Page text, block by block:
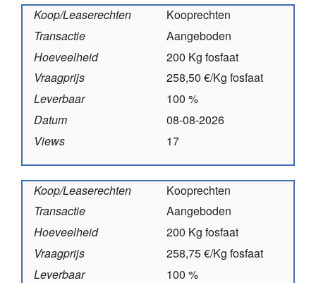
Koop/Leaserechten
Kooprechten
Transactie
Aangeboden
Hoeveelheid
200 Kg fosfaat
Vraagprijs
258,50 €/Kg fosfaat
Leverbaar
100 %
Datum
08-08-2026
Views
17
Koop/Leaserechten
Kooprechten
Transactie
Aangeboden
Hoeveelheid
200 Kg fosfaat
Vraagprijs
258,75 €/Kg fosfaat
Leverbaar
100 %